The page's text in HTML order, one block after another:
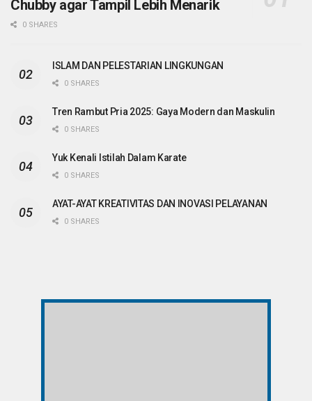
Chubby agar Tampil Lebih Menarik
0 SHARES
ISLAM DAN PELESTARIAN LINGKUNGAN
0 SHARES
Tren Rambut Pria 2025: Gaya Modern dan Maskulin
0 SHARES
Yuk Kenali Istilah Dalam Karate
0 SHARES
AYAT-AYAT KREATIVITAS DAN INOVASI PELAYANAN
0 SHARES